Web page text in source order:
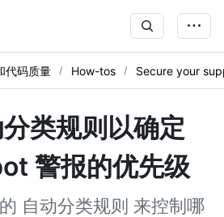
代码质量 How-tos Secure your
类规则以确定
警报的优先级
自动分类规则 来控制哪